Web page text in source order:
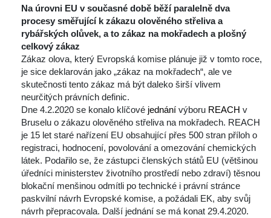
Na úrovni EU v současné době běží paralelně dva
procesy směřující k zákazu olověného střeliva a
rybářských olůvek, a to zákaz na mokřadech a plošný
celkový zákaz
Zákaz olova, který Evropská komise plánuje již v tomto roce,
je sice deklarován jako „zákaz na mokřadech“, ale ve
kutečnosti tento zákaz má být daleko širší vlivem
neurčitých právních definic.
Dne 4.2.2020 se konalo klíčové jednání výboru REACH v
Bruselu o zákazu olověného střeliva na mokřadech. REACH
je 15 let staré nařízení EU obsahující přes 500 stran příloh o
registraci, hodnocení, povolování a omezování chemických
látek. Podařilo se, že zástupci členských států EU (většinou
úředníci ministerstev životního prostředí nebo zdraví) těsnou
blokační menšinou odmítli po technické i právní stránce
paskvilní návrh Evropské komise, a požádali EK, aby svůj
návrh přepracovala. Další jednání se má konat 29.4.2020.